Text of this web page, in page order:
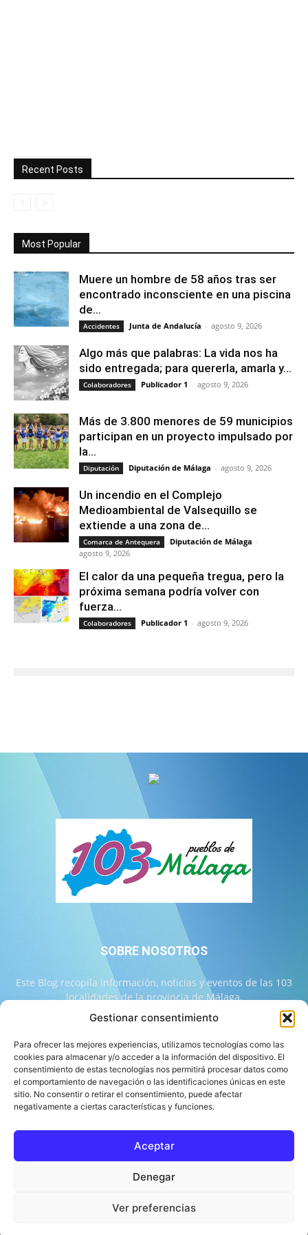
Gestionar consentimiento
Para ofrecer las mejores experiencias, utilizamos tecnologías como las
cookies para almacenar y/o acceder a la información del dispositivo. El
consentimiento de estas tecnologías nos permitirá procesar datos como
el comportamiento de navegación o las identificaciones únicas en este
sitio. No consentir o retirar el consentimiento, puede afectar
negativamente a ciertas características y funciones.
Aceptar
Denegar
Ver preferencias
Recent Posts
Most Popular
Muere un hombre de 58 años tras ser
encontrado inconsciente en una piscina
de...
Accidentes Junta de Andalucía - agosto 9, 2026
Algo más que palabras: La vida nos ha
sido entregada; para quererla, amarla y...
Colaboradores Publicador 1 - agosto 9, 2026
Más de 3.800 menores de 59 municipios
participan en un proyecto impulsado por
la...
Diputación Diputación de Málaga - agosto 9, 2026
Un incendio en el Complejo
Medioambiental de Valsequillo se
extiende a una zona de...
Comarca de Antequera Diputación de Málaga -
agosto 9, 2026
El calor da una pequeña tregua, pero la
próxima semana podría volver con
fuerza...
Colaboradores Publicador 1 - agosto 9, 2026
SOBRE NOSOTROS
Este Blog recopila información, noticias y eventos de las 103
localidades de la provincia de Málaga.
Contáctanos: info@103malaga.com
SÍGUENOS
Equipo de 103 Málaga
Aviso Legal